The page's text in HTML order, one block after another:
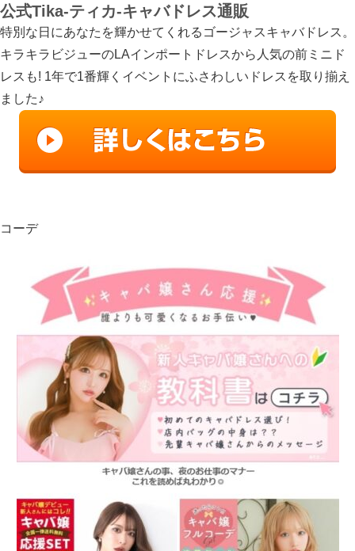
公式Tika-ティカ-キャバドレス通販
特別な日にあなたを輝かせてくれるゴージャスキャバドレス。
キラキラビジューのLAインポートドレスから人気の前ミニド
レスも! 1年で1番輝くイベントにふさわしいドレスを取り揃え
ました♪
コーデ